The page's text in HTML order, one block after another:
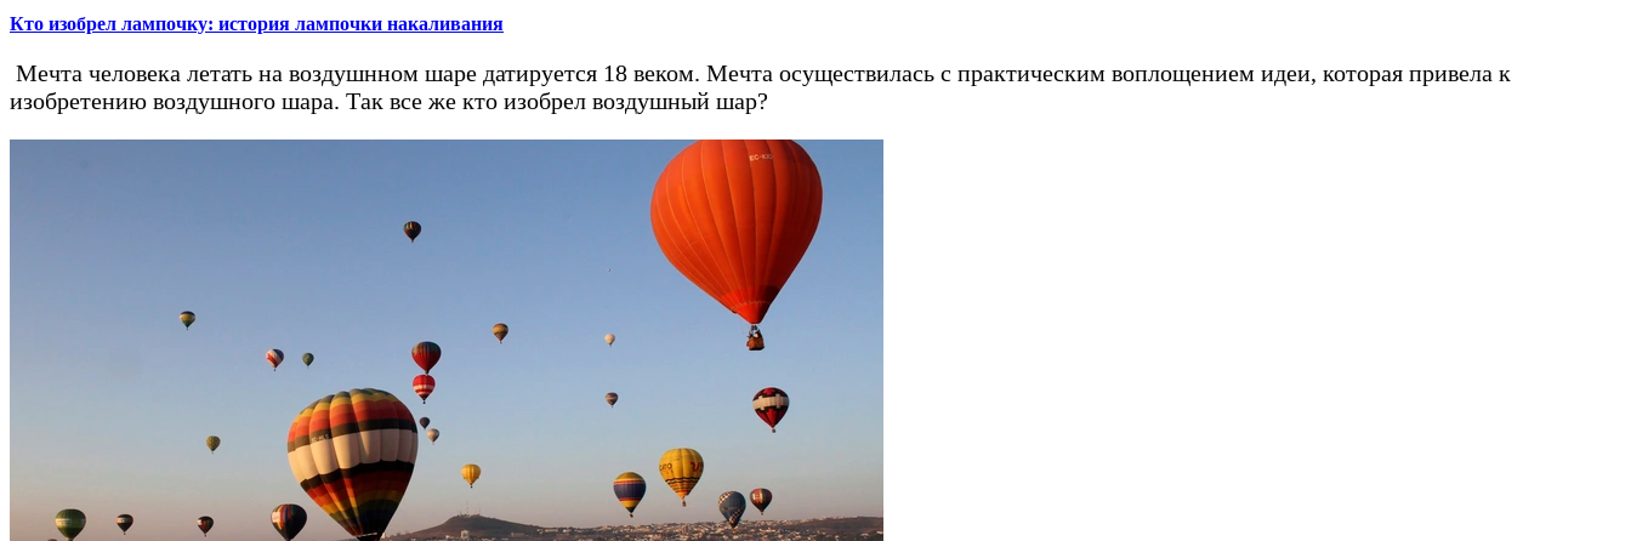
Кто изобрел лампочку: история лампочки накаливания
Мечта человека летать на воздушнном шаре датируется 18 веком. Мечта осуществилась с практическим воплощением идеи, которая привела к
изобретению воздушного шара. Так все же кто изобрел воздушный шар?